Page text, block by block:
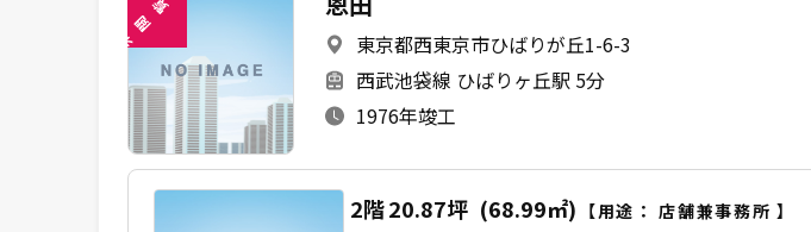
未
閲
覧
東京都西東京市ひばりが丘1-6-3
西武池袋線 ひばりヶ丘駅 5分
1976年竣工
2階20.87坪 (68.99㎡) 【用途：店舗兼事務所 】